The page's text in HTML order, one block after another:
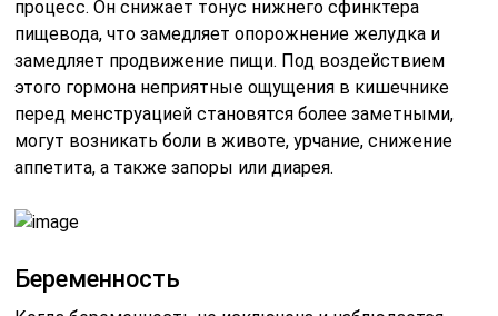
процесс. Он снижает тонус нижнего сфинктера
пищевода, что замедляет опорожнение желудка и
замедляет продвижение пищи. Под воздействием
этого гормона неприятные ощущения в кишечнике
перед менструацией становятся более заметными,
могут возникать боли в животе, урчание, снижение
аппетита, а также запоры или диарея.
Беременность